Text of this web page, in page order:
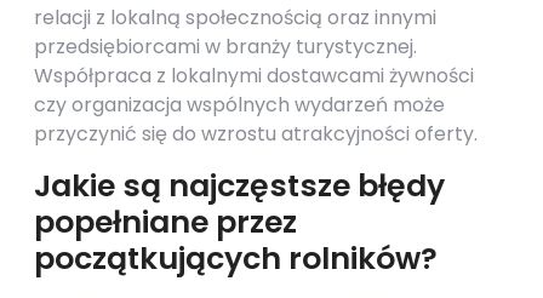
relacji z lokalną społecznością oraz innymi
przedsiębiorcami w branży turystycznej.
Współpraca z lokalnymi dostawcami żywności
czy organizacja wspólnych wydarzeń może
przyczynić się do wzrostu atrakcyjności oferty.
Jakie są najczęstsze błędy
popełniane przez
początkujących rolników?